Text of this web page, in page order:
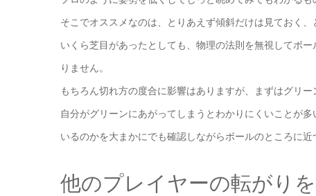
そこでオススメなのは、とりあえず傾斜だけは見ておく、
いくら芝目があったとしても、物理の法則を無視してボ
りません。
もちろん切れ方の度合に影響はありますが、まずはグリ
自分がグリーンにあがってしまうとわかりにくいことが
いるのかを大まかにでも確認しながらボールのところに近
他のプレイヤーの転がり